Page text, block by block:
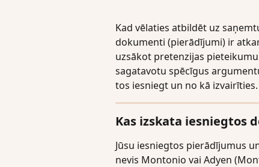
Kad vēlaties atbildēt uz
dokumenti (pierādījumi) ir
uzsākot pretenzijas
sagatavotu spēcīgus
tos iesniegt un no kā izvairīties.
Kas izskata iesniegtos
Jūsu iesniegtos pierādījumus
nevis Montonio vai Adyen